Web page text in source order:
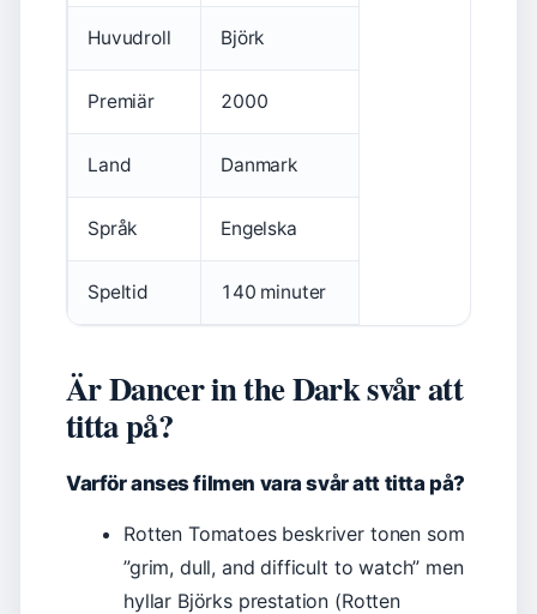
Huvudroll Björk
Premiär 2000
Land Danmark
Språk Engelska
Speltid 140 minuter
Är Dancer in the Dark svår att
titta på?
Varför anses filmen vara svår att titta på?
Rotten Tomatoes beskriver tonen som
”grim, dull, and difficult to watch” men
hyllar Björks prestation (Rotten